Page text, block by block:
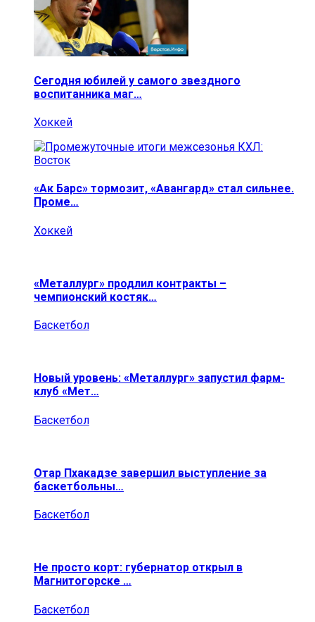
Сегодня юбилей у самого звездного
воспитанника маг…
Хоккей
«Ак Барс» тормозит, «Авангард» стал сильнее.
Проме…
Хоккей
«Металлург» продлил контракты –
чемпионский костяк…
Баскетбол
Новый уровень: «Металлург» запустил фарм-
клуб «Мет…
Баскетбол
Отар Пхакадзе завершил выступление за
баскетбольны…
Баскетбол
Не просто корт: губернатор открыл в
Магнитогорске …
Баскетбол